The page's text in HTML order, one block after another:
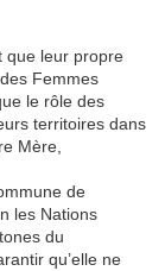
que leur propre
Femmes
le rôle des
territoires dans
Mère,
de
les Nations
du
qu’elle ne